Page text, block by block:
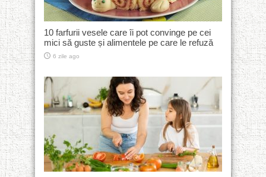
10 farfurii vesele care îi pot convinge pe cei
mici să guste și alimentele pe care le refuză
6 zile ago